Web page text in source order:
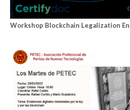
Workshop Blockchain Legalization